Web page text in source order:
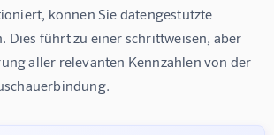
können Sie datengestützte
Dies führt zu einer schrittweisen, aber
aller relevanten Kennzahlen von der